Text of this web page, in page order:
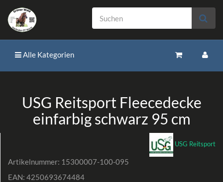
Alle Kategorien
USG Reitsport Fleecedecke
einfarbig schwarz 95 cm
USG Reitsport
Artikelnummer: 15300007-100-095
EAN: 4250693674484